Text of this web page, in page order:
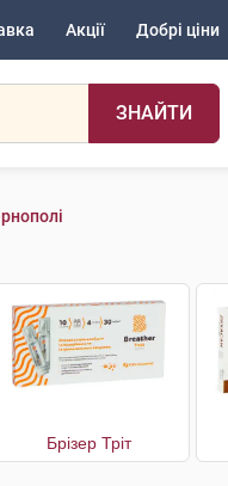
Акції Добрі ціни
ЗНАЙТИ
Брізер Тріт